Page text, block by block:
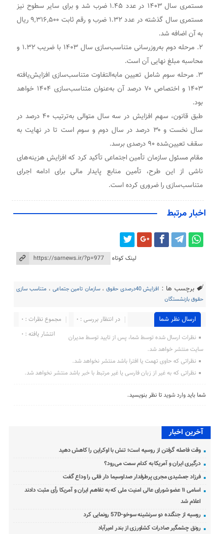
مستمری سال ۱۴۰۳ در عدد ۱.۴۵ ضرب شد و برای سایر سطوح نیز
مستمری سال گذشته در عدد ۱.۳۲ ضرب و رقم ثابت ۹,۳۱۶,۵۰۰ ریال
به آن اضافه شد.
۲. مرحله دوم به‌روزرسانی متناسب‌سازی سال ۱۴۰۳ با ضریب ۱.۳۲ و
محاسبه مبلغ نهایی آن است.
۳. مرحله سوم شامل تعیین مابه‌التفاوت متناسب‌سازی افزایش‌یافته
۱۴۰۳ و اختصاص ۷۰ درصد آن به‌عنوان متناسب‌سازی ۱۴۰۴ خواهد
بود.
طبق قانون، سهم افزایش در سه سال متوالی به‌ترتیب ۴۰ درصد در
سال نخست و ۳۰ درصد در سال دوم و سوم است تا در نهایت به
سقف تعیین‌شده ۹۰ درصدی برسد.
مقام مسئول سازمان تأمین اجتماعی تأکید کرد که افزایش هزینه‌های
ناشی از این طرح، تأمین منابع پایدار مالی برای ادامه اجرای
متناسب‌سازی را ضروری کرده است.
اخبار مرتبط
لینک کوتاه
برچسب ها : افزایش 40درصدی حقوق ، سازمان تامین جتماعی ، متناسب سازی
حقوق بازنشستگان
ارسال نظر شما مجموع نظرات : 0
در انتظار بررسی : 0
انتشار یافته : 0
نظرات ارسال شده توسط شما، پس از تایید توسط مدیران
سایت منتشر خواهد شد.
نظراتی که حاوی تهمت یا افترا باشد منتشر نخواهد شد.
نظراتی که به غیر از زبان فارسی یا غیر مرتبط با خبر باشد منتشر نخواهد شد.
شما بایدوارد شویدتا نظر بنویسید.
آخرین اخبار
وقت فاصله گرفتن از روسیه است؛ تنش با اوکراین را کاهش دهید
درگیری ایران و آمریکا به کدام سمت می‌رود؟
فرزاد جمشیدی مجری پرطرفدار صداوسیما دار فانی را وداع گفت
اسامی ۱۱ عضو شورای عالی امنیت ملی که به تفاهم ایران و آمریکا رأی مثبت دادند
اعلام شد
روسیه از جنگنده دو سرنشینه سوخو-57D رونمایی کرد
رونق چشمگیر صادرات کشاورزی از بندر امیرآباد